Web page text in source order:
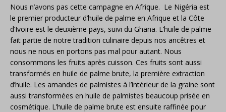
Nous n’avons pas cette campagne en Afrique. Le Nigéria est
le premier producteur d’huile de palme en Afrique et la Côte
d’Ivoire est le deuxième pays, suivi du Ghana. L’huile de palme
fait partie de notre tradition culinaire depuis nos ancêtres et
nous ne nous en portons pas mal pour autant. Nous
consommons les fruits après cuisson. Ces fruits sont aussi
transformés en huile de palme brute, la première extraction
d’huile. Les amandes de palmistes à l’intérieur de la graine sont
aussi transformées en huile de palmistes beaucoup prisée en
cosmétique. L’huile de palme brute est ensuite raffinée pour